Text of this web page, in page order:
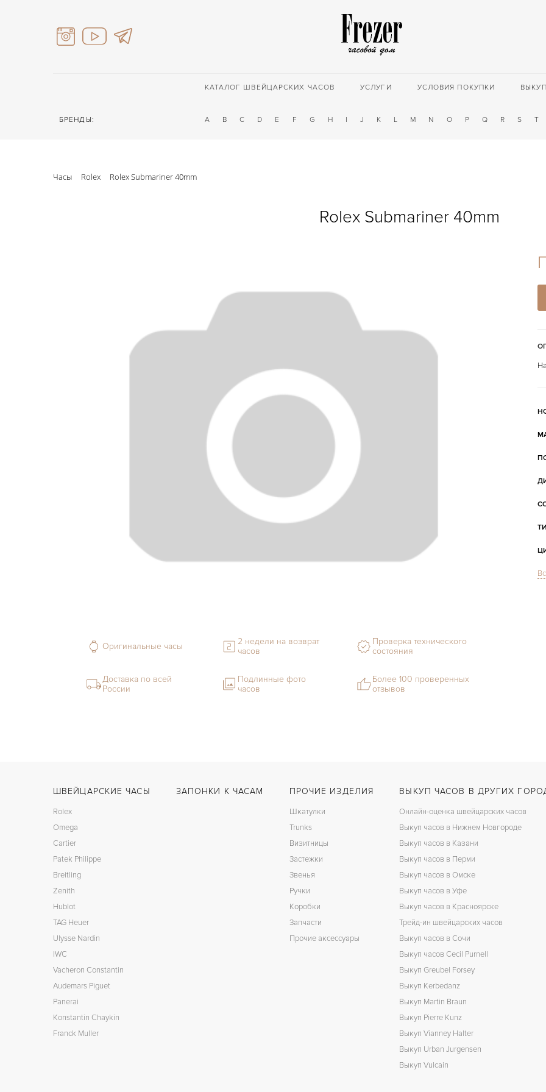
КАТАЛОГ ШВЕЙЦАРСКИХ ЧАСОВ УСЛУГИ УСЛОВИЯ ПОКУПКИ ВЫКУП
БРЕНДЫ: A B C D E F G H I J K L M N O P Q R S T
Часы Rolex Rolex Submariner 40mm
Rolex Submariner 40mm
Оригинальные часы
2 недели на возврат
часов
Проверка технического
состояния
Доставка по всей
России
Подлинные фото
часов
Более 100 проверенных
отзывов
ШВЕЙЦАРСКИЕ ЧАСЫ
Rolex
Omega
Cartier
Patek Philippe
Breitling
Zenith
Hublot
TAG Heuer
Ulysse Nardin
IWC
Vacheron Constantin
Audemars Piguet
Panerai
Konstantin Chaykin
Franck Muller
ЗАПОНКИ К ЧАСАМ ПРОЧИЕ ИЗДЕЛИЯ
Шкатулки
Trunks
Визитницы
Застежки
Звенья
Ручки
Коробки
Запчасти
Прочие аксессуары
ВЫКУП ЧАСОВ В ДРУГИХ
Онлайн-оценка швейцарских часов
Выкуп часов в Нижнем Новгороде
Выкуп часов в Казани
Выкуп часов в Перми
Выкуп часов в Омске
Выкуп часов в Уфе
Выкуп часов в Красноярске
Трейд-ин швейцарских часов
Выкуп часов в Сочи
Выкуп часов Cecil Purnell
Выкуп Greubel Forsey
Выкуп Kerbedanz
Выкуп Martin Braun
Выкуп Pierre Kunz
Выкуп Vianney Halter
Выкуп Urban Jurgensen
Выкуп Vulcain